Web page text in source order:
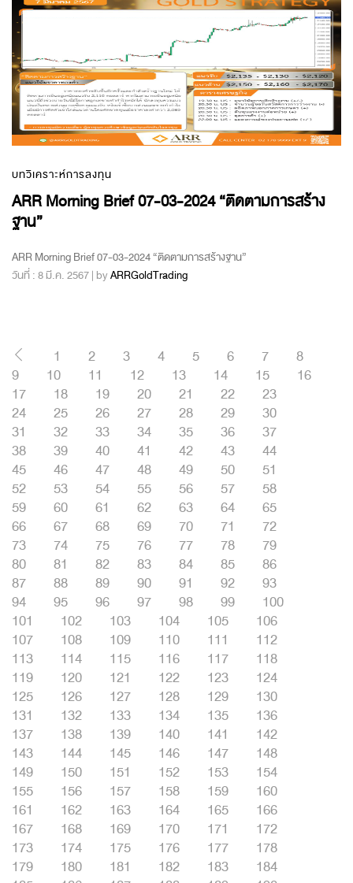
บทวิเคราะห์การลงทุน
ARR Morning Brief 07-03-2024 “ติดตามการสร้าง
ฐาน”
ARR Morning Brief 07-03-2024 “ติดตามการสร้างฐาน”
วันที่ : 8 มี.ค. 2567 | byARRGoldTrading
1 2 3 4 5 6 7
8
9
10 11 12 13 14 15
16
17
18 19 20 21 22
23
24
25 26 27 28 29
30
31
32 33 34 35 36
37
38
39 40 41 42 43
44
45
46 47 48 49 50
51
52
53 54 55 56 57
58
59
60 61 62 63 64
65
66
67 68 69 70 71
72
73
74 75 76 77 78
79
80
81 82 83 84 85
86
87
88 89 90 91 92
93
94
95 96 97 98 99
100
101
102 103 104 105
106
107
108 109 110 111
112
113
114 115 116 117
118
119
120 121 122 123
124
125
126 127 128 129
130
131
132 133 134 135
136
137
138 139 140 141
142
143
144 145 146 147
148
149
150 151 152 153
154
155
156 157 158 159
160
161
162 163 164 165
166
167
168 169 170 171
172
173
174 175 176 177
178
179
180 181 182 183
184